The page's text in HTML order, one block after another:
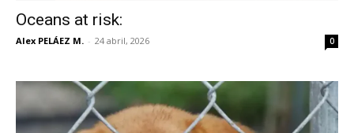
Oceans at risk:
Alex PELÁEZ M. - 24 abril, 2026 0